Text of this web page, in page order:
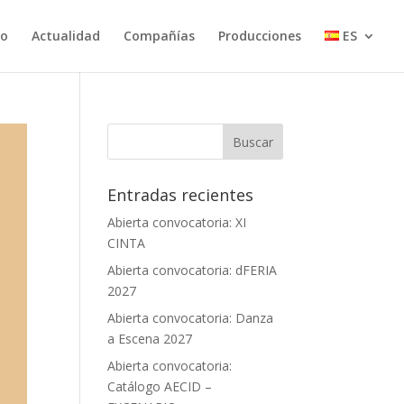
Actualidad Compañías Producciones ES
Entradas recientes
Abierta convocatoria: XI
CINTA
Abierta convocatoria: dFERIA
2027
Abierta convocatoria: Danza
a Escena 2027
Abierta convocatoria:
Catálogo AECID –